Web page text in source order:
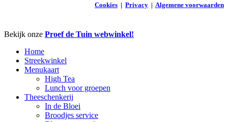
Cookies | Privacy | Algemene voorwaarden
Close
Bekijk onze Proef de Tuin webwinkel!
Home
Streekwinkel
Menukaart
High Tea
Lunch voor groepen
Theeschenkerij
In de Bloei
Broodjes service